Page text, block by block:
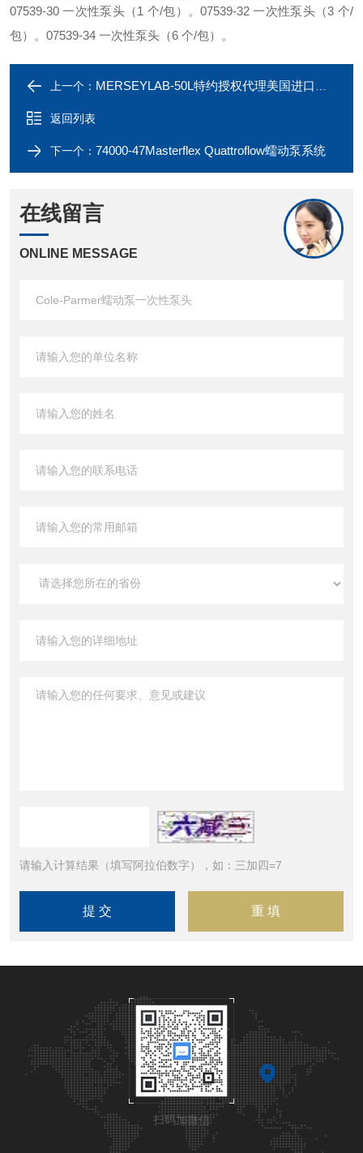
07539-30 一次性泵头（1 个/包）。07539-32 一次性泵头（3 个/
包）。 07539-34 一次性泵头（6 个/包）。
上一个： MERSEYLAB-50L特约授权代理美国进口便携式黄度指数测试仪
返回列表
下一个： 74000-47Masterflex Quattroflow蠕动泵系统
在线留言
ONLINE MESSAGE
请输入计算结果（填写阿拉伯数字），如：三加四=7
扫码加微信